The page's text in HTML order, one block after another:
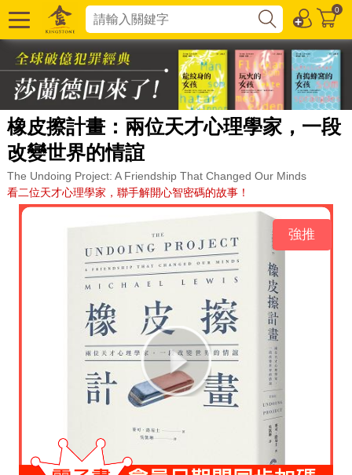
0
橡皮擦計畫：兩位天才心理學家，一段
改變世界的情誼
The Undoing Project: A Friendship That Changed Our Minds
看二位天才心理學家，聯手解開心智密碼的故事！
強推